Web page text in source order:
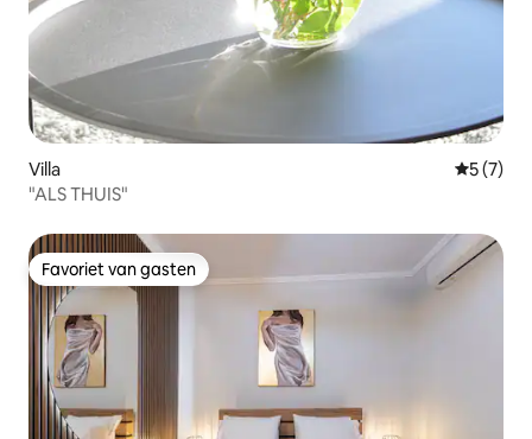
Villa
5 (7)
"ALS THUIS"
Favoriet van gasten
Favoriet van gasten